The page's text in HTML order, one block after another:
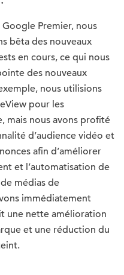
Premier, nous
bêta des nouveaux
en cours, ce qui nous
des nouveaux
nous utilisions
pour les
mais nous avons profité
d’audience vidéo et
afin d’améliorer
et l’automatisation de
médias de
immédiatement
une nette amélioration
et une réduction du